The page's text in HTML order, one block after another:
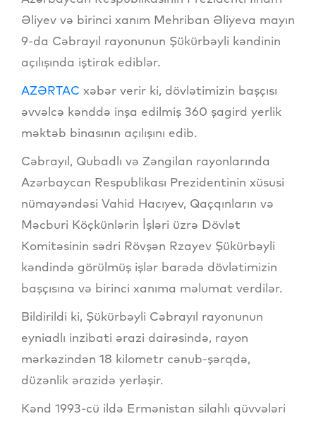
Əliyev və birinci xanım Mehriban Əliyeva mayın
9-da Cəbrayıl rayonunun Şükürbəyli kəndinin
açılışında iştirak ediblər.
AZƏRTAC xəbər verir ki, dövlətimizin başçısı
əvvəlcə kənddə inşa edilmiş 360 şagird yerlik
məktəb binasının açılışını edib.
Cəbrayıl, Qubadlı və Zəngilan rayonlarında
Azərbaycan Respublikası Prezidentinin xüsusi
nümayəndəsi Vahid Hacıyev, Qaçqınların və
Məcburi Köçkünlərin İşləri üzrə Dövlət
Komitəsinin sədri Rövşən Rzayev Şükürbəyli
kəndində görülmüş işlər barədə dövlətimizin
başçısına və birinci xanıma məlumat verdilər.
Bildirildi ki, Şükürbəyli Cəbrayıl rayonunun
eyniadlı inzibati ərazi dairəsində, rayon
mərkəzindən 18 kilometr cənub-şərqdə,
düzənlik ərazidə yerləşir.
Kənd 1993-cü ildə Ermənistan silahlı qüvvələri